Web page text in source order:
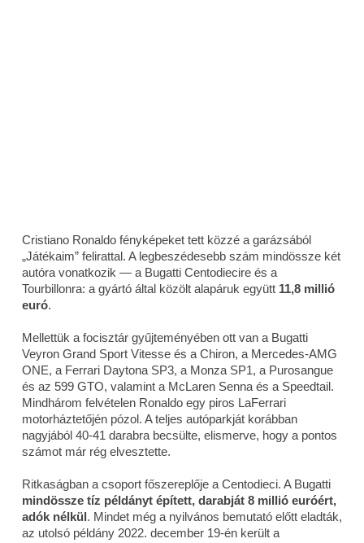
Cristiano Ronaldo fényképeket tett közzé a garázsából
„Játékaim” felirattal. A legbeszédesebb szám mindössze két
autóra vonatkozik — a Bugatti Centodiecire és a
Tourbillonra: a gyártó által közölt alapáruk együtt 11,8 millió
euró.
Mellettük a focisztár gyűjteményében ott van a Bugatti
Veyron Grand Sport Vitesse és a Chiron, a Mercedes-AMG
ONE, a Ferrari Daytona SP3, a Monza SP1, a Purosangue
és az 599 GTO, valamint a McLaren Senna és a Speedtail.
Mindhárom felvételen Ronaldo egy piros LaFerrari
motorháztetőjén pózol. A teljes autóparkját korábban
nagyjából 40-41 darabra becsülte, elismerve, hogy a pontos
számot már rég elvesztette.
Ritkaságban a csoport főszereplője a Centodieci. A Bugatti
mindössze tíz példányt épített, darabját 8 millió euróért,
adók nélkül. Mindet még a nyilvános bemutató előtt eladták,
az utolsó példány 2022. december 19-én került a